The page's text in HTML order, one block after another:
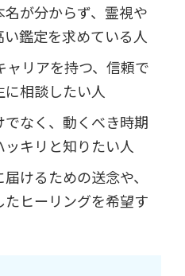
が分からず、霊視や
鑑定を求めている人
ャリアを持つ、信頼で
相談したい人
なく、動くべき時期
キリと知りたい人
けるための送念や、
ヒーリングを希望す